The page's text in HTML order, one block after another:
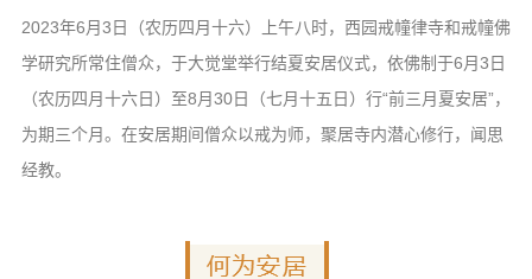
寺院巡览
西园风光
2023年6月3日（农历四月十六）上午八时，西园戒幢律寺和戒幢佛
学研究所常住僧众，于大觉堂举行结夏安居仪式，依佛制于6月3日
（农历四月十六日）至8月30日（七月十五日）行“前三月夏安居”，
为期三个月。在安居期间僧众以戒为师，聚居寺内潜心修行，闻思
经教。